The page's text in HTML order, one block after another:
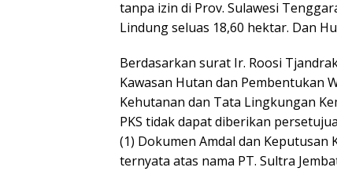
tanpa izin di Prov. Sulawesi
Lindung seluas 18,60 hektar. Dan
Berdasarkan surat Ir. Roosi
Kawasan Hutan dan Pembentukan
Kehutanan dan Tata Lingkungan
PKS tidak dapat diberikan
(1) Dokumen Amdal dan
ternyata atas nama PT. Sultra